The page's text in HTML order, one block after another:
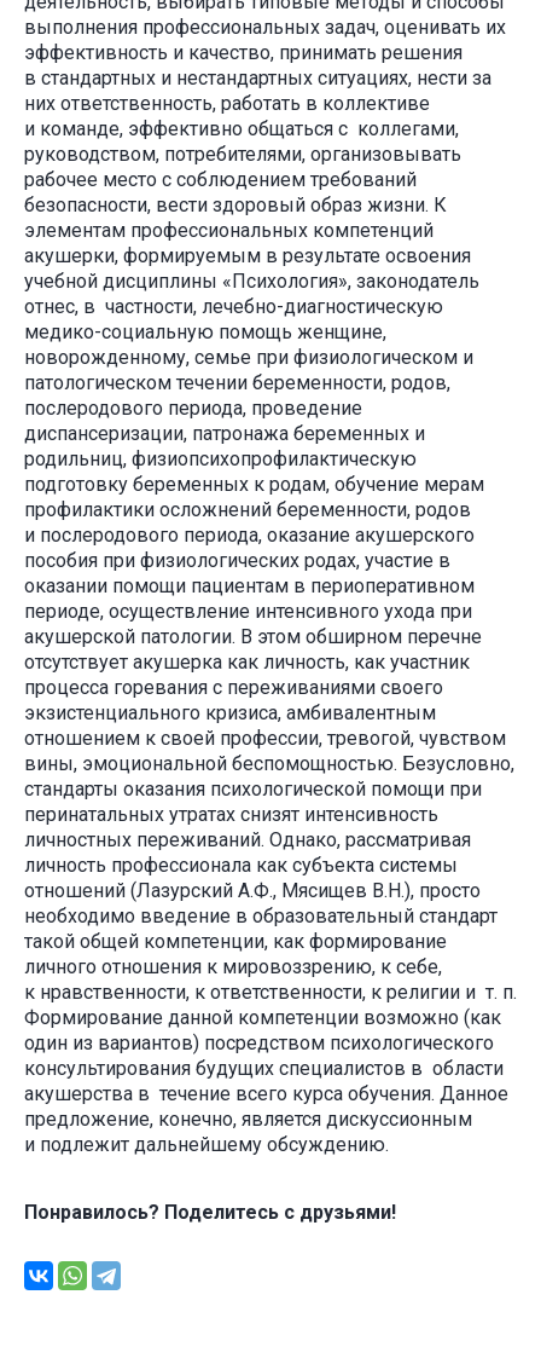
выполнения профессиональных задач, оценивать их
эффективность и качество, принимать решения
в стандартных и нестандартных ситуациях, нести за
них ответственность, работать в коллективе
и команде, эффективно общаться с коллегами,
руководством, потребителями, организовывать
рабочее место с соблюдением требований
безопасности, вести здоровый образ жизни. К
элементам профессиональных компетенций
акушерки, формируемым в результате освоения
учебной дисциплины «Психология», законодатель
отнес, в частности, лечебно-диагностическую
медико-социальную помощь женщине,
новорожденному, семье при физиологическом и
патологическом течении беременности, родов,
послеродового периода, проведение
диспансеризации, патронажа беременных и
родильниц, физиопсихопрофилактическую
подготовку беременных к родам, обучение мерам
профилактики осложнений беременности, родов
и послеродового периода, оказание акушерского
пособия при физиологических родах, участие в
оказании помощи пациентам в периоперативном
периоде, осуществление интенсивного ухода при
акушерской патологии. В этом обширном перечне
отсутствует акушерка как личность, как участник
процесса горевания с переживаниями своего
экзистенциального кризиса, амбивалентным
отношением к своей профессии, тревогой, чувством
вины, эмоциональной беспомощностью. Безусловно,
стандарты оказания психологической помощи при
перинатальных утратах снизят интенсивность
личностных переживаний. Однако, рассматривая
личность профессионала как субъекта системы
отношений (Лазурский А.Ф., Мясищев В.Н.), просто
необходимо введение в образовательный стандарт
такой общей компетенции, как формирование
личного отношения к мировоззрению, к себе,
к нравственности, к ответственности, к религии и т. п.
Формирование данной компетенции возможно (как
один из вариантов) посредством психологического
консультирования будущих специалистов в области
акушерства в течение всего курса обучения. Данное
предложение, конечно, является дискуссионным
и подлежит дальнейшему обсуждению.
Понравилось? Поделитесь с друзьями!